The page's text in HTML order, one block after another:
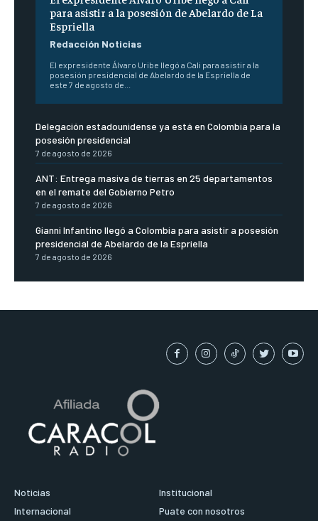
para asistir a la posesión de Abelardo de La
Espriella
Redacción Noticias
El expresidente Álvaro Uribe llegó a Cali para asistir a la
posesión presidencial de Abelardo de la Espriella de
este 7 de agosto de...
Delegación estadounidense ya está en Colombia para la
posesión presidencial
7 de agosto de 2026
ANT: Entrega masiva de tierras en 25 departamentos
en el remate del Gobierno Petro
7 de agosto de 2026
Gianni Infantino llegó a Colombia para asistir a posesión
presidencial de Abelardo de la Espriella
7 de agosto de 2026
Noticias
Internacional
Institucional
Puate con nosotros